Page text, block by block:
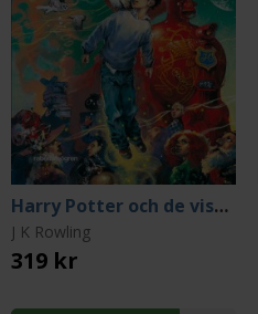
Harry Potter och de vises sten
J K Rowling
319 kr